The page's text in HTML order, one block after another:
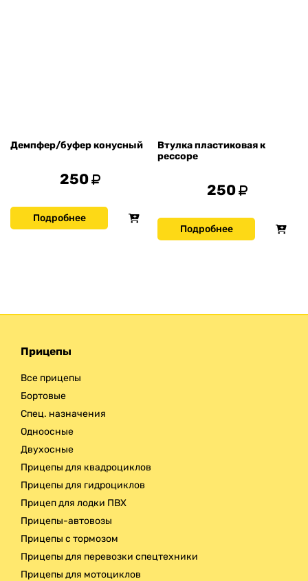
Демпфер/буфер конусный
250
Подробнее
Втулка пластиковая к
рессоре
250
Подробнее
Прицепы
Все прицепы
Бортовые
Спец. назначения
Одноосные
Двухосные
Прицепы для квадроциклов
Прицепы для гидроциклов
Прицеп для лодки ПВХ
Прицепы-автовозы
Прицепы с тормозом
Прицепы для перевозки спецтехники
Прицепы для мотоциклов